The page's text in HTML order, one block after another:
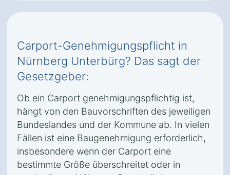
Carport-Genehmigungspflicht in
Nürnberg Unterbürg? Das sagt der
Gesetzgeber:
Ob ein Carport genehmigungspflichtig ist,
hängt von den Bauvorschriften des jeweiligen
Bundeslandes und der Kommune ab. In vielen
Fällen ist eine Baugenehmigung erforderlich,
insbesondere wenn der Carport eine
bestimmte Größe überschreitet oder in